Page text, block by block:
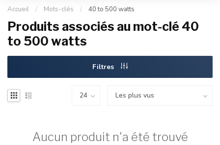
Accueil / Mots-clés / 40 to 500 watts
Produits associés au mot-clé 40
to 500 watts
Filtres
Aucun produit n'a été trouvé